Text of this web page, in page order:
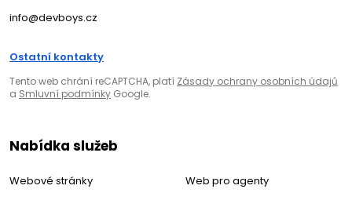
info@devboys.cz
Ostatní kontakty
Tento web chrání reCAPTCHA, platí Zásady ochrany osobních údajů
a Smluvní podmínky Google.
Nabídka služeb
Webové stránky
Web pro agenty